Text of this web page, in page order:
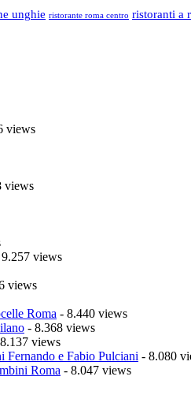
unghie ristorante roma centro ristoranti a
views
views
views
views
Roma - 8.440 views
- 8.368 views
views
e Fabio Pulciani - 8.080
Roma - 8.047 views